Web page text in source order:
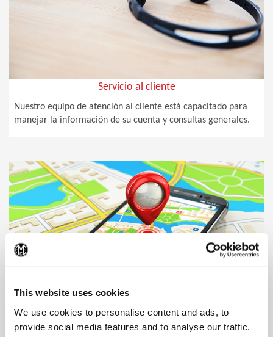
This website uses cookies
We use cookies to personalise content and ads, to
provide social media features and to analyse our traffic.
Servicio al cliente
Nuestro equipo de atención al cliente está capacitado para
manejar la información de su cuenta y consultas generales.